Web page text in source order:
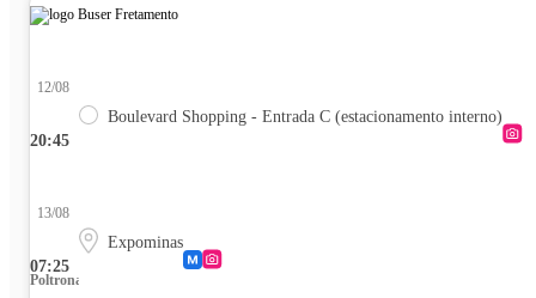
20:45
12/08
Boulevard Shopping - Entrada C (estacionamento interno)
07:25
13/08
Expominas
Poltrona